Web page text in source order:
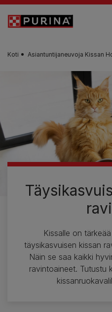
Skip to main content
Koti Asiantuntijaneuvoja Kissan
Kissalle on
täysikasvuisen kissan
Näin se saa kaikki
ravintoaineet. Tutustu